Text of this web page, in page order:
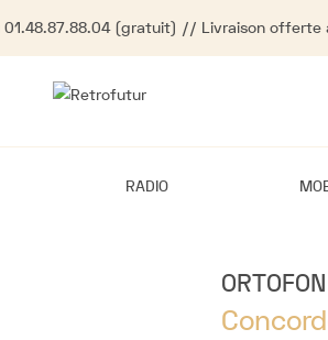
01.48.87.88.04 (gratuit) // Livraison offerte
RADIO
ORTOFON